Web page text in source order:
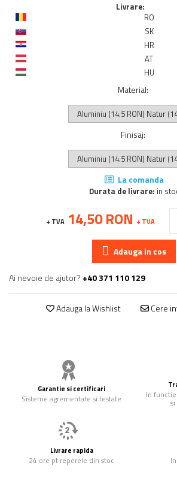
Livrare:
RO
SK
HR
AT
HU
Material:
Finisaj:
La comanda
Durata de livrare: in
+ TVA 14,50 RON + TVA
Adauga in cos
Ai nevoie de ajutor? +40 371 110 129
Adauga la Wishlist Cere
Garantie si certificari
Sisteme agrementate si testate In
Livrare rapida
24 ore pt reperele din stoc